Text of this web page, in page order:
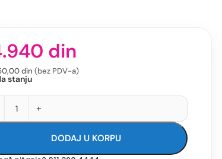
din
din (bez PDV-a)
stanju
+
DODAJ U KORPU